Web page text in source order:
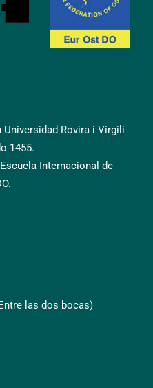
Rovira i Virgili
1455.
Internacional de
las dos bocas)